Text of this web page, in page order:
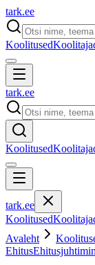
tark.ee
Koolitused
tark.ee
Koolitused
tark.ee
Koolitused
Avaleht
Ehitus